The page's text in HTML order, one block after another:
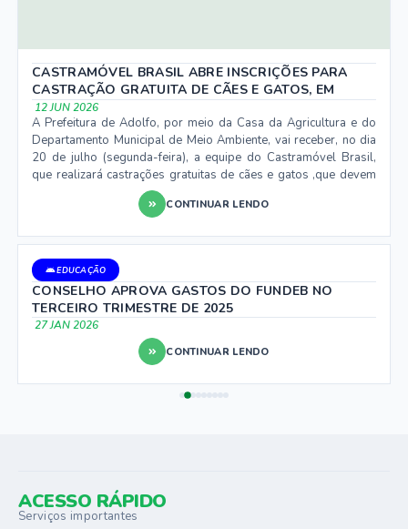
CASTRAMÓVEL BRASIL ABRE INSCRIÇÕES PARA
CASTRAÇÃO GRATUITA DE CÃES E GATOS, EM
ADOLFO
12 JUN 2026
A Prefeitura de Adolfo, por meio da Casa da Agricultura e do
Departamento Municipal de Meio Ambiente, vai receber, no dia
20 de julho (segunda-feira), a equipe do Castramóvel Brasil,
que realizará castrações gratuitas de cães e gatos ,que devem
ser previamente cadastrados. A ação tem o objetivo de
promover saúde e bem-estar animal, além de contribuir para o
desordenada e reduzindo situações de abandono e exposição...
CONTINUAR LENDO
CONSELHO APROVA GASTOS DO FUNDEB NO
TERCEIRO TRIMESTRE DE 2025
27 JAN 2026
EDUCAÇÃO
CONTINUAR LENDO
ACESSO RÁPIDO
Serviços importantes